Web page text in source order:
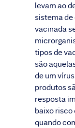
levam ao
sistema de
vacinada
tipos de
são
de um
produtos
resposta
baixo risco
quando